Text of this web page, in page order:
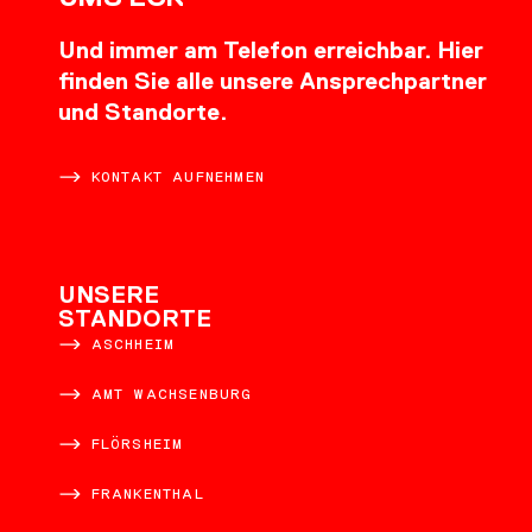
Und immer am Telefon erreichbar. Hier
finden Sie alle unsere Ansprechpartner
und Standorte.
KONTAKT AUFNEHMEN
UNSERE
STANDORTE
ASCHHEIM
AMT WACHSENBURG
FLÖRSHEIM
FRANKENTHAL